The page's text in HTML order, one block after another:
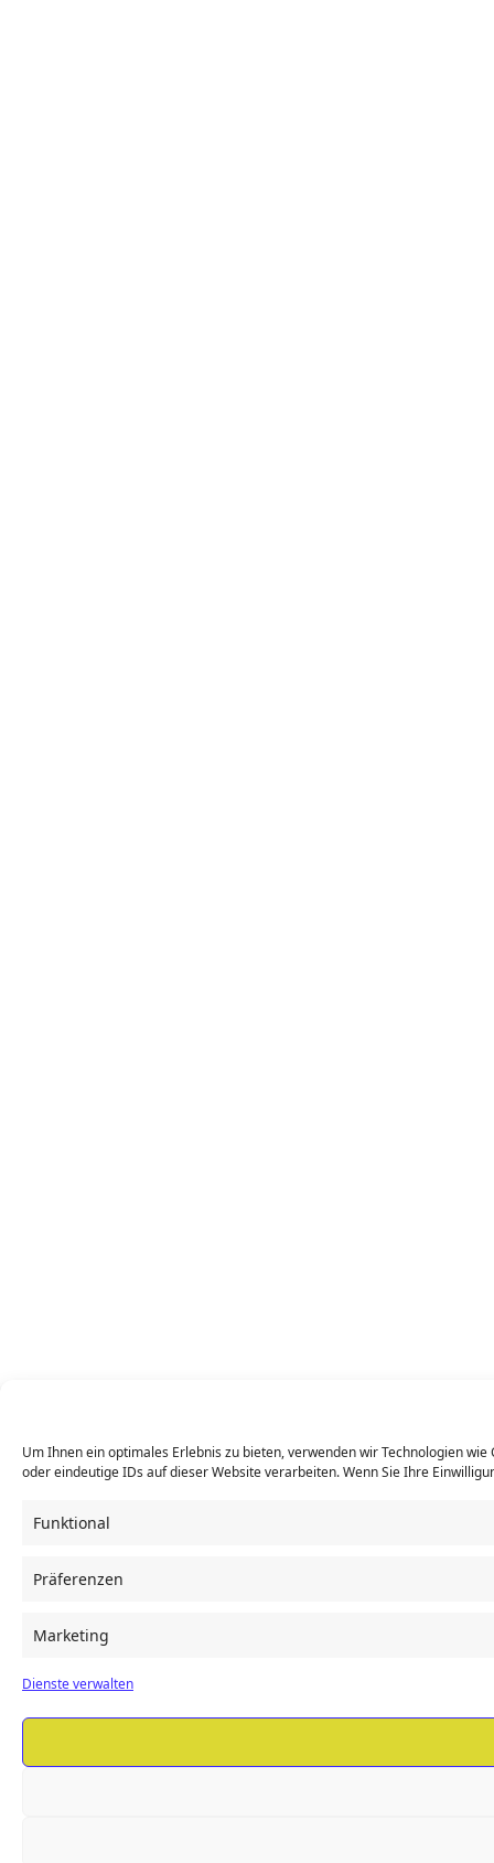
Um Ihnen ein optimales Erlebnis zu bieten, verwenden wir Technologien
oder eindeutige IDs auf dieser Website verarbeiten. Wenn Sie Ihre
Funktional
Präferenzen
Marketing
Dienste verwalten